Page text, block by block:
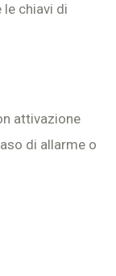
chiavi di
attivazione
di allarme o